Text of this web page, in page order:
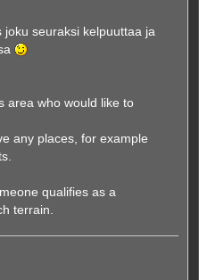
joku seuraksi kelpuuttaa ja
area who would like to
any places, for example
qualifies as a
terrain.